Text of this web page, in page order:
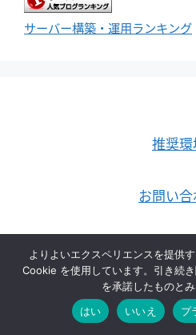
サーバー構築・運用ランキング
推奨
お問い
利用規
プライバシ
よりよいエクスペリエンスを提供
Cookie を使用しています。引き続
を承諾したものとみ
はい
いいえ プ